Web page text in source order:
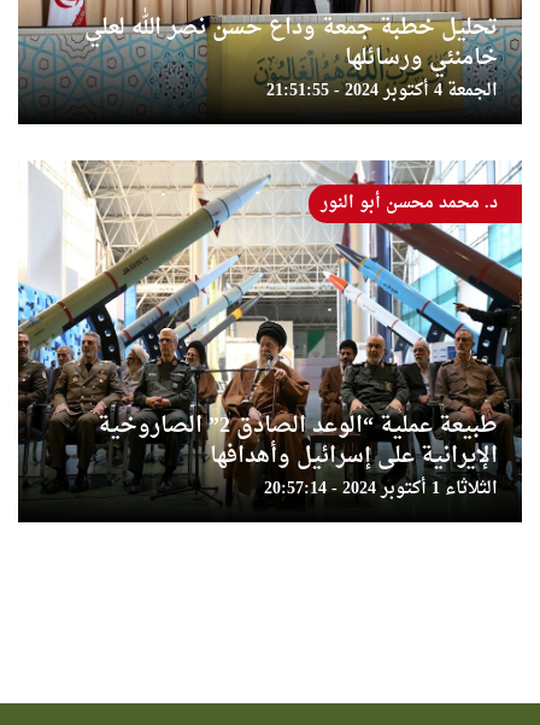
تحليل خطبة جمعة وداع حسن نصر الله لعلي
خامنئي ورسائلها
الجمعة 4 أكتوبر 2024 - 21:51:55
طبيعة عملية “الوعد الصادق 2” الصاروخية
الإيرانية على إسرائيل وأهدافها
الثلاثاء 1 أكتوبر 2024 - 20:57:14
د. محمد محسن أبو النور